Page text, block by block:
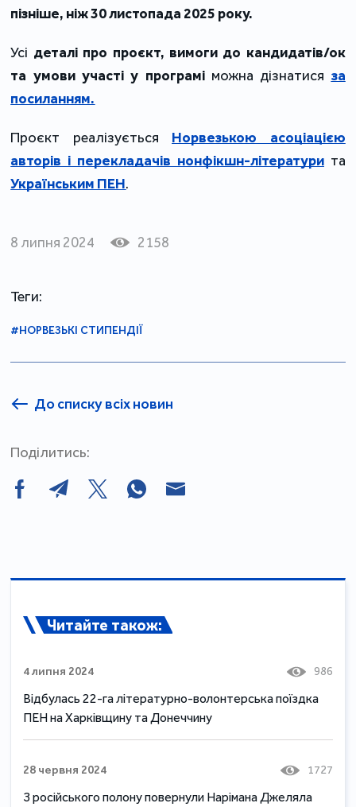
пізніше, ніж 30 листопада 2025 року.
Усі деталі про проєкт, вимоги до кандидатів/ок
та умови участіу програмі можна дізнатися за
посиланням.
Проєкт реалізується Норвезькою асоціацією
авторів і перекладачів нонфікшн-літературита
Українським ПЕН.
8 липня 2024 2158
Теги:
#НОРВЕЗЬКІ СТИПЕНДІЇ
До списку всіх новин
Поділитись:
Читайте також:
4 липня 2024 986
Відбулась 22-га літературно-волонтерська поїздка
ПЕН на Харківщину та Донеччину
28 червня 2024 1727
З російського полону повернули Нарімана Джеляла